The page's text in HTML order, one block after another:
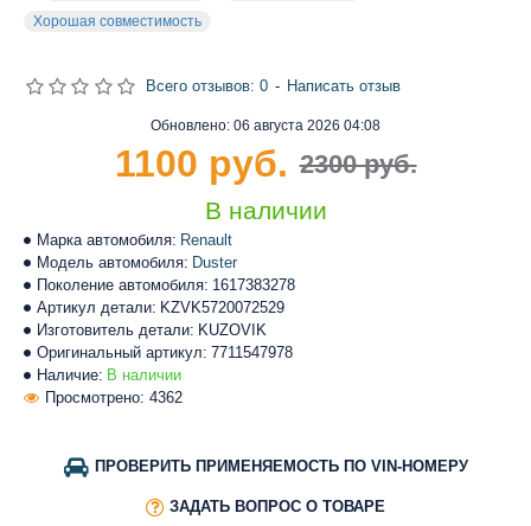
Хорошая совместимость
Наличие: В наличии
Марка автомобиля: Renault
Модель автомобиля: Duster
Поколение автомобиля: 1617383278
Артикул детали: KZVK5720072529
Изготовитель детали: KUZOVIK
Оригинальный артикул: 7711547978
Просмотрено: 4362
Обновлено: 06 августа 2026 04:08
В наличии
Всего отзывов: 0 - Написать отзыв
2300 руб.
1100 руб.
ПРОВЕРИТЬ ПРИМЕНЯЕМОСТЬ ПО VIN-НОМЕРУ
ЗАДАТЬ ВОПРОС О ТОВАРЕ